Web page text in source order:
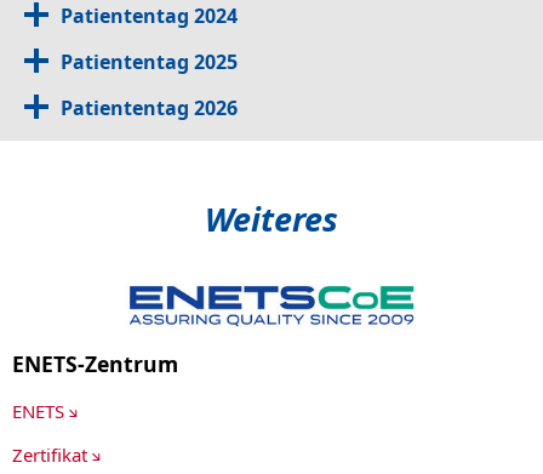
Patiententag 2024
Patiententag 2025
Patiententag 2026
Weiteres
ENETS-Zentrum
ENETS
Zertifikat